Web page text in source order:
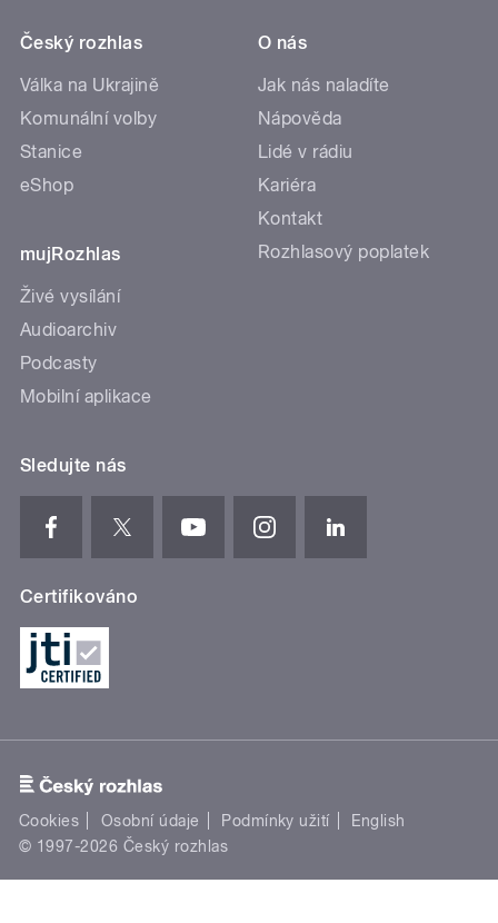
Český rozhlas
Válka na Ukrajině
Komunální volby
Stanice
eShop
mujRozhlas
Živé vysílání
Audioarchiv
Podcasty
Mobilní aplikace
O nás
Jak nás naladíte
Nápověda
Lidé v rádiu
Kariéra
Kontakt
Rozhlasový poplatek
Sledujte nás
Certifikováno
Cookies Osobní údaje Podmínky užití
English
© 1997-2026 Český rozhlas